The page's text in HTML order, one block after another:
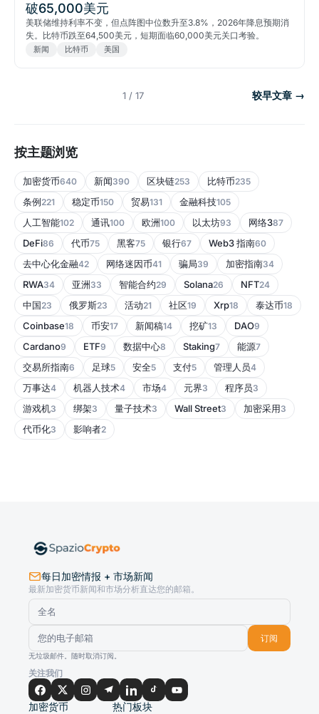
破65,000美元
美联储维持利率不变，但点阵图中位数升至3.8%，2026年降息预期消
失。比特币跌至64,500美元，短期面临60,000美元关口考验。
新闻 比特币 美国
1 / 17 较早文章 →
按主题浏览
加密货币640 新闻390 区块链253 比特币235
条例221 稳定币150 贸易131 金融科技105
人工智能102 通讯100 欧洲100 以太坊93 网络387
DeFi86 代币75 黑客75 银行67 Web3 指南60
去中心化金融42 网络迷因币41 骗局39 加密指南34
RWA34 亚洲33 智能合约29 Solana26 NFT24
中国23 俄罗斯23 活动21 社区19 Xrp18 泰达币18
Coinbase18 币安17 新闻稿14 挖矿13 DAO9
Cardano9 ETF9 数据中心8 Staking7 能源7
交易所指南6 足球5 安全5 支付5 管理人员4
万事达4 机器人技术4 市场4 元界3 程序员3
游戏机3 绑架3 量子技术3 Wall Street3 加密采用3
代币化3 影响者2
每日加密情报 + 市场新闻
最新加密货币新闻和市场分析直达您的邮箱。
订阅
无垃圾邮件。随时取消订阅。
关注我们
加密货币 热门板块